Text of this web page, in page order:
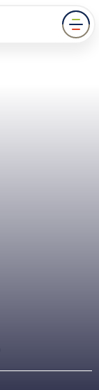
מעבר
לתוכן